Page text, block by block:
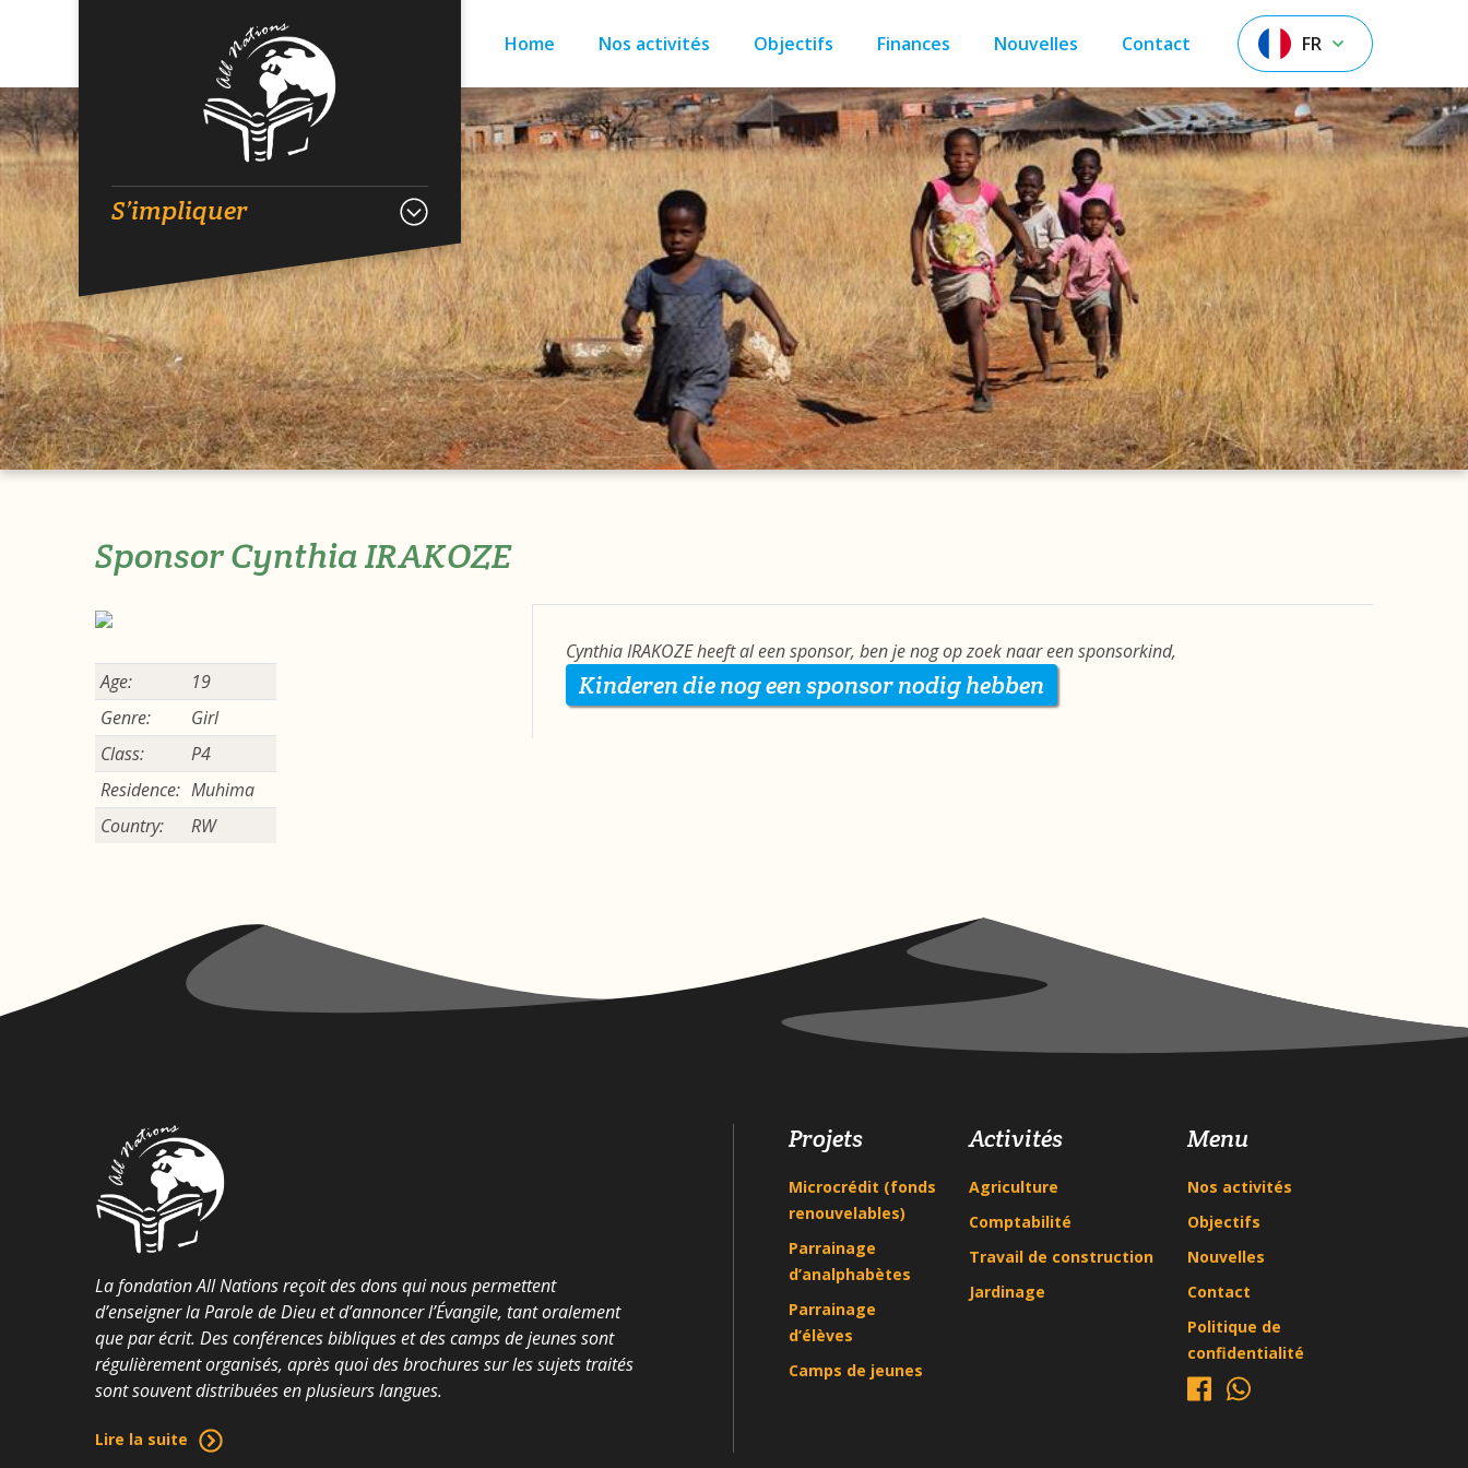
S’impliquer
Home Nos activités Objectifs Finances Nouvelles Contact FR
Sponsor Cynthia IRAKOZE
Age:
19
Genre:
Girl
Class:
P4
Residence: Muhima
Country:
RW
Cynthia IRAKOZE heeft al een sponsor, ben je nog op zoek naar een sponsorkind,
Kinderen die nog een sponsor nodig hebben
La fondation All Nations reçoit des dons qui nous permettent
d’enseigner la Parole de Dieu et d’annoncer l’Évangile, tant oralement
que par écrit. Des conférences bibliques et des camps de jeunes sont
régulièrement organisés, après quoi des brochures sur les sujets traités
sont souvent distribuées en plusieurs langues.
Lire la suite
Projets
Microcrédit (fonds
renouvelables)
Parrainage
d’analphabètes
Parrainage
d’élèves
Camps de jeunes
Activités
Agriculture
Comptabilité
Travail de construction
Jardinage
Menu
Nos activités
Objectifs
Nouvelles
Contact
Politique de
confidentialité